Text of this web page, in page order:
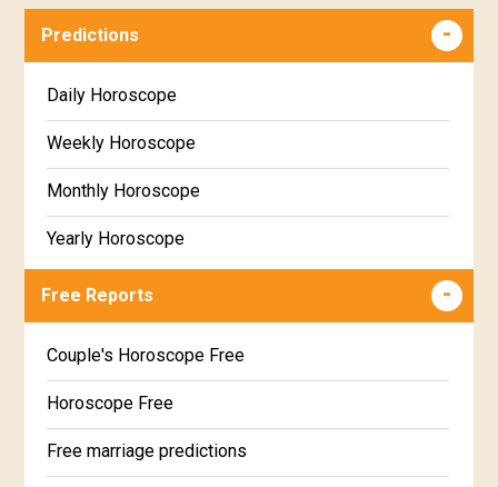
Predictions
Daily Horoscope
Weekly Horoscope
Monthly Horoscope
Yearly Horoscope
Free Reports
Couple's Horoscope Free
Horoscope Free
Free marriage predictions